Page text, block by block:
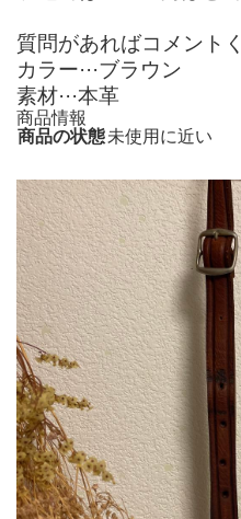
質問があればコメント
カラー···ブラウン
素材···本革
商品情報
商品の状態未使用に近い